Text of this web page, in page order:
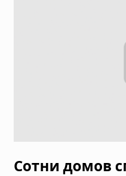
Сотни домов